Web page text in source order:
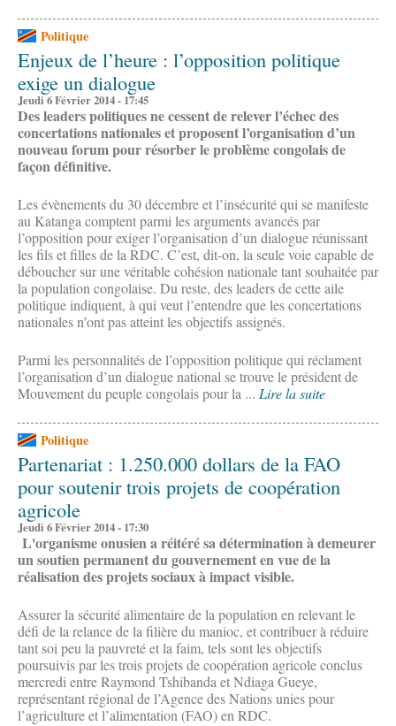
Politique
Enjeux de l’heure : l’opposition politique
exige un dialogue
Jeudi 6 Février 2014 - 17:45
Des leaders politiques ne cessent de relever l’échec des
concertations nationales et proposent l’organisation d’un
nouveau forum pour résorber le problème congolais de
façon définitive.
Les évènements du 30 décembre et l’insécurité qui se manifeste
au Katanga comptent parmi les arguments avancés par
l’opposition pour exiger l’organisation d’un dialogue réunissant
les fils et filles de la RDC. C’est, dit-on, la seule voie capable de
déboucher sur une véritable cohésion nationale tant souhaitée par
la population congolaise. Du reste, des leaders de cette aile
politique indiquent, à qui veut l’entendre que les concertations
nationales n’ont pas atteint les objectifs assignés.
Parmi les personnalités de l’opposition politique qui réclament
l’organisation d’un dialogue national se trouve le président de
Mouvement du peuple congolais pour la ... Lire la suite
Politique
Partenariat : 1.250.000 dollars de la FAO
pour soutenir trois projets de coopération
agricole
Jeudi 6 Février 2014 - 17:30
L'organisme onusien a réitéré sa détermination à demeurer
un soutien permanent du gouvernement en vue de la
réalisation des projets sociaux à impact visible.
Assurer la sécurité alimentaire de la population en relevant le
défi de la relance de la filière du manioc, et contribuer à réduire
tant soi peu la pauvreté et la faim, tels sont les objectifs
poursuivis par les trois projets de coopération agricole conclus
mercredi entre Raymond Tshibanda et Ndiaga Gueye,
représentant régional de l’Agence des Nations unies pour
l’agriculture et l’alimentation (FAO) en RDC.